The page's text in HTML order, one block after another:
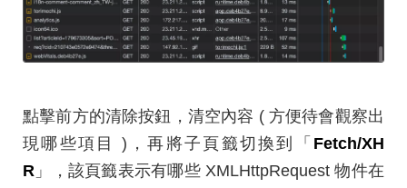
點擊前方的清除按鈕，清空內容 ( 方便待會觀察出
現哪些項目 )，再將子頁籤切換到「 Fetch/XH
R 」，該頁籤表示有哪些 XMLHttpRequest 物件在